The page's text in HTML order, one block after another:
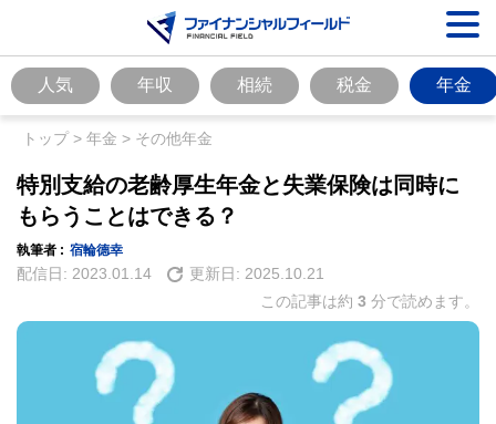
人気 年収 相続 税金 年金
トップ> 年金 > その他年金
特別支給の老齢厚生年金と失業保険は同時に
もらうことはできる？
執筆者 : 宿輪德幸
配信日: 2023.01.14 更新日: 2025.10.21
この記事は約 3 分で読めます。